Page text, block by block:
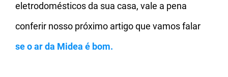
eletrodomésticos da sua casa, vale a pena
conferir nosso próximo artigo que vamos falar
se o ar da Midea é bom.